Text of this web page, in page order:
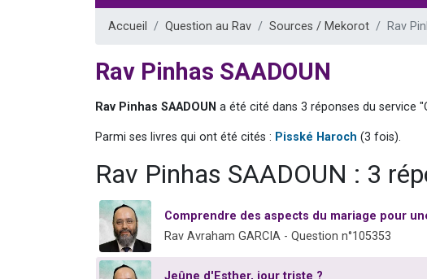
Accueil Question au Rav Sources / Mekorot Rav
Rav Pinhas SAADOUN
Rav Pinhas SAADOUN a été cité dans 3 réponses du service
Parmi ses livres qui ont été cités : Pisské Haroch (3 fois).
Rav Pinhas SAADOUN : 3
Comprendre des aspects du mariage pour
Rav Avraham GARCIA - Question n°105353
Jeûne d'Esther, jour triste ?